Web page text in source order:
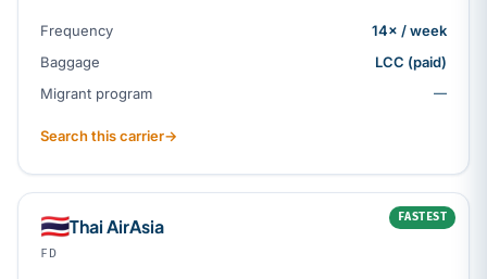
Frequency
14× / week
Baggage
LCC (paid)
Migrant program
—
Search this carrier→
FASTEST
🇹🇭Thai AirAsia
FD